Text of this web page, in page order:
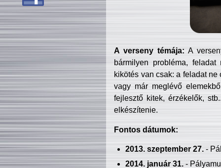
A verseny témája: A
bármilyen probléma, feladat
kikötés van csak: a feladat
vagy már meglévő
fejlesztő kitek, érzékelők,
elkészítenie.
Fontos dátumok:
2013. szeptember 27.-
2014. január 31.-